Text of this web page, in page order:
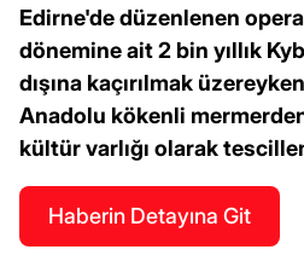
Edirne'de düzenlenen
dönemine ait 2 bin yıllık
dışına kaçırılmak
Anadolu kökenli
kültür varlığı olarak
Haberin Detayına Git